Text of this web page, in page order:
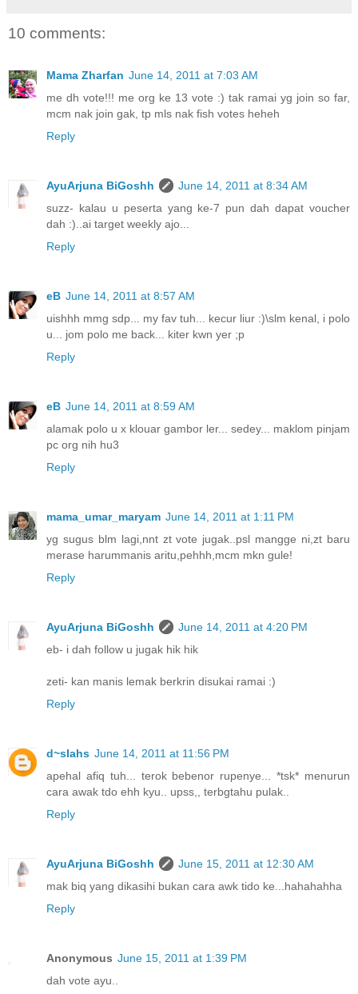
10 comments:
Mama Zharfan June 14, 2011 at 7:03 AM
me dh vote!!! me org ke 13 vote :) tak ramai yg join so far,
mcm nak join gak, tp mls nak fish votes heheh
Reply
AyuArjuna BiGoshh
June 14, 2011 at 8:34 AM
suzz- kalau u peserta yang ke-7 pun dah dapat voucher
dah :)..ai target weekly ajo...
Reply
eB June 14, 2011 at 8:57 AM
uishhh mmg sdp... my fav tuh... kecur liur :)\slm kenal, i polo
u... jom polo me back... kiter kwn yer ;p
Reply
eB June 14, 2011 at 8:59 AM
alamak polo u x klouar gambor ler... sedey... maklom pinjam
pc org nih hu3
Reply
mama_umar_maryam June 14, 2011 at 1:11 PM
yg sugus blm lagi,nnt zt vote jugak..psl mangge ni,zt baru
merase harummanis aritu,pehhh,mcm mkn gule!
Reply
AyuArjuna BiGoshh
June 14, 2011 at 4:20 PM
eb- i dah follow u jugak hik hik
zeti- kan manis lemak berkrin disukai ramai :)
Reply
d~sIahs June 14, 2011 at 11:56 PM
apehal afiq tuh... terok bebenor rupenye... *tsk* menurun
cara awak tdo ehh kyu.. upss,, terbgtahu pulak..
Reply
AyuArjuna BiGoshh
June 15, 2011 at 12:30 AM
mak biq yang dikasihi bukan cara awk tido ke...hahahahha
Reply
Anonymous June 15, 2011 at 1:39 PM
dah vote ayu..